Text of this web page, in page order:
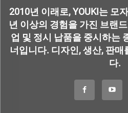
2010년 이래로, YOUKI는 모
년 이상의 경험을 가진 브랜
업 및 정시 납품을 중시하는
너입니다. 디자인, 생산, 판매
다.